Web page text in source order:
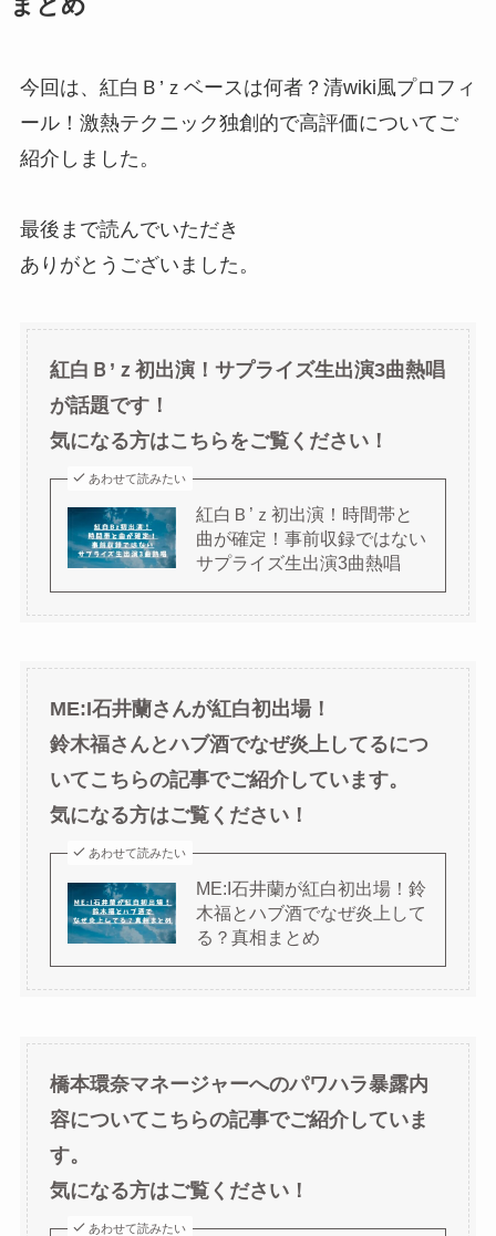
まとめ
今回は、紅白Ｂ’ｚベースは何者？清wiki風プロフィ
ール！激熱テクニック独創的で高評価についてご
紹介しました。
最後まで読んでいただき
ありがとうございました。
紅白Ｂ’ｚ初出演！サプライズ生出演3曲熱唱
が話題です！
気になる方はこちらをご覧ください！
あわせて読みたい
紅白Ｂ’ｚ初出演！時間帯と
曲が確定！事前収録ではない
サプライズ生出演3曲熱唱
ME:I石井蘭さんが紅白初出場！
鈴木福さんとハブ酒でなぜ炎上してるにつ
いてこちらの記事でご紹介しています。
気になる方はご覧ください！
あわせて読みたい
ME:I石井蘭が紅白初出場！鈴
木福とハブ酒でなぜ炎上して
る？真相まとめ
橋本環奈マネージャーへのパワハラ暴露内
容についてこちらの記事でご紹介していま
す。
気になる方はご覧ください！
あわせて読みたい